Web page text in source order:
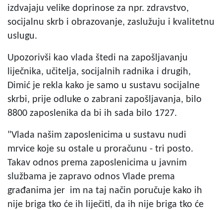
izdvajaju velike doprinose za npr. zdravstvo,
socijalnu skrb i obrazovanje, zaslužuju i kvalitetnu
uslugu.
Upozorivši kao vlada štedi na zapošljavanju
liječnika, učitelja, socijalnih radnika i drugih,
Dimić je rekla kako je samo u sustavu socijalne
skrbi, prije odluke o zabrani zapošljavanja, bilo
8800 zaposlenika da bi ih sada bilo 1727.
"Vlada našim zaposlenicima u sustavu nudi
mrvice koje su ostale u proračunu - tri posto.
Takav odnos prema zaposlenicima u javnim
službama je zapravo odnos Vlade prema
građanima jer im na taj način poručuje kako ih
nije briga tko će ih liječiti, da ih nije briga tko će